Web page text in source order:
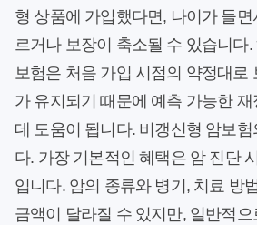
형 상품에 가입했다면, 나이가 들
르거나 보장이 축소될 수 있습니다
보험은 처음 가입 시점의 약정대로
가 유지되기 때문에 예측 가능한
데 도움이 됩니다. 비갱신형 암보험
다. 가장 기본적인 혜택은 암 진단
입니다. 암의 종류와 병기, 치료 방
금액이 달라질 수 있지만, 일반적